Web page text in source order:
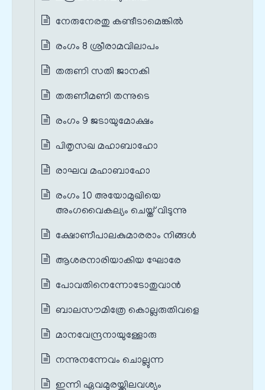
നേരുനേരതു കണ്ടീടാമെങ്കിൽ
രംഗം 8 ശ്രീരാമവിലാപം
തരുണി സതി ജാനകി
തരുണീമണി തന്നുടെ
രംഗം 9 ജടായുമോക്ഷം
പിതൃസഖ മഹാബാഹോ
രാഘവ മഹാബാഹോ
രംഗം 10 അയോമുഖിയെ
അംഗവൈകല്യം ചെയ്ത് വിടുന്നു
ക്ഷോണീപാലകുമാരരാം നിങ്ങൾ
ആശരനാരിയാകിയ ഘോരേ
പോവതിനെന്നോടോതുവാൻ
ബാലസൗമിത്രേ കൊല്ലരുതിവളെ
മാനവേന്ദ്രനായുള്ളോരു
നന്നുനന്നേവം ചൊല്ലുന്ന
ഇന്നി ഏവമുരയ്ക്കിലവശ്യം